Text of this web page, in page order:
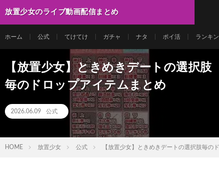
放置少女のライブ動画配信まとめ
ホーム 公式 てけてけ ガチャ ナタ ポイ活 ランキ
【放置少女】ときめきデートの選択肢
毎のドロップアイテムまとめ
2026.06.09 公式
HOME 放置少女 公式 【放置少女】ときめきデートの選択肢毎の